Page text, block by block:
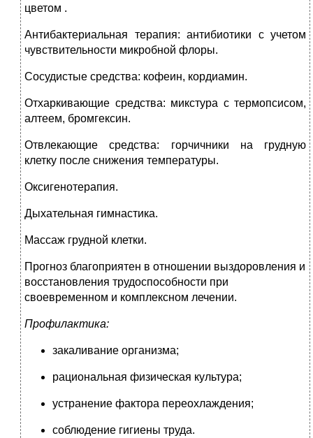
цветом .
Антибактериальная терапия: антибиотики с учетом
чувствительности микробной флоры.
Сосудистые средства: кофеин, кордиамин.
Отхаркивающие средства: микстура с термопсисом,
алтеем, бромгексин.
Отвлекающие средства: горчичники на грудную
клетку после снижения температуры.
Оксигенотерапия.
Дыхательная гимнастика.
Массаж грудной клетки.
Прогноз благоприятен в отношении выздоровления и
восстановления трудоспособности при
своевременном и комплексном лечении.
Профилактика:
закаливание организма;
рациональная физическая культура;
устранение фактора переохлаждения;
соблюдение гигиены труда.